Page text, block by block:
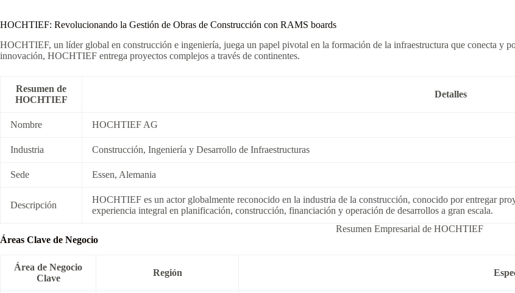
HOCHTIEF: Revolucionando la Gestión de Obras de Construcción con RAMS boards
HOCHTIEF, un líder global en construcción e ingeniería, juega un papel pivotal en la formación de la infraestructura que conecta y
innovación, HOCHTIEF entrega proyectos complejos a través de continentes.
Resumen de
HOCHTIEF
Detalles
Nombre HOCHTIEF AG
Industria Construcción, Ingeniería y Desarrollo de Infraestructuras
Sede Essen, Alemania
Descripción
HOCHTIEF es un actor globalmente reconocido en la industria de la construcción, conocido por entregar
experiencia integral en planificación, construcción, financiación y operación de desarrollos a gran escala.
Resumen Empresarial de HOCHTIEF
Áreas Clave de Negocio
Área de Negocio
Clave
Región